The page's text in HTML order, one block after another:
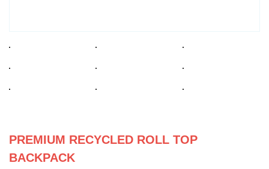
PREMIUM RECYCLED ROLL TOP
BACKPACK